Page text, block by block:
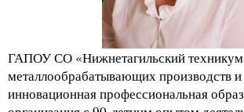
ГАПОУ СО «Нижнетагильский техникум
металлообрабатывающих производств и
инновационная профессиональная